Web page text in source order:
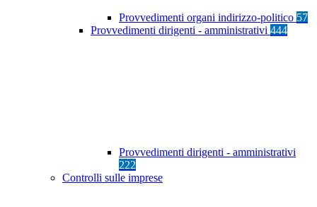
Provvedimenti organi indirizzo-politico 57
Provvedimenti dirigenti - amministrativi 444
Provvedimenti dirigenti - amministrativi
222
Controlli sulle imprese